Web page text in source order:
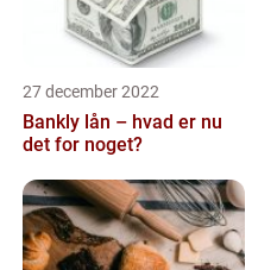
27 december 2022
Bankly lån – hvad er nu
det for noget?